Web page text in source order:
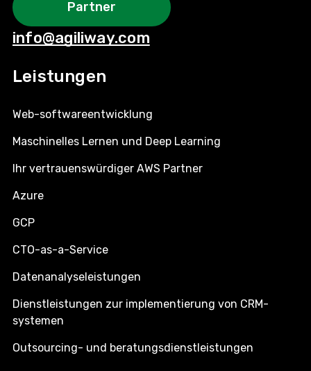
Partner
info@agiliway.com
Leistungen
Web-softwareentwicklung
Maschinelles Lernen und Deep Learning
Ihr vertrauenswürdiger AWS Partner
Azure
GCP
CTO-as-a-Service
Datenanalyseleistungen
Dienstleistungen zur implementierung von CRM-
systemen
Outsourcing- und beratungsdienstleistungen